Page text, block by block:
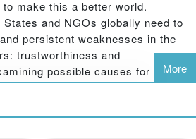
make this a better world.
and NGOs globally need to
persistent weaknesses in the
trustworthiness and
possible causes for these
organizational development guru
through the process that leads
by donors, better results for
increased funding, and better
More